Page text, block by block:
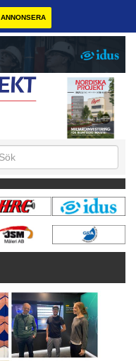
ANNONSERA